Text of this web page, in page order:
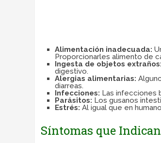
Alimentación inadecuada:
Proporcionarles alimento de
Ingesta de objetos extraños:
digestivo.
Alergias alimentarias:
diarreas.
Infecciones: Las infecciones
Parásitos: Los gusanos
Estrés: Al igual que en
Síntomas que